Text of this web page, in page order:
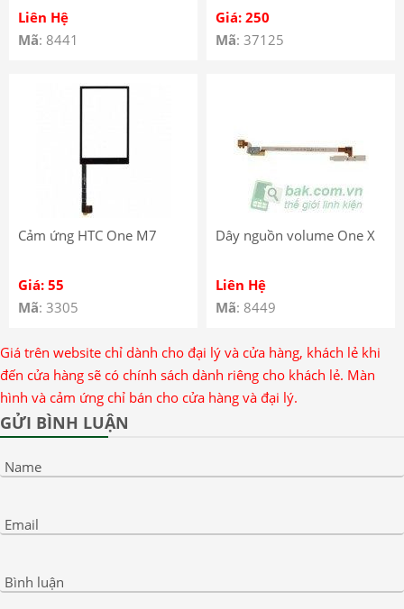
Liên Hệ
Mã: 8441
Giá: 250
Mã: 37125
Cảm ứng HTC One M7
Giá: 55
Mã: 3305
Dây nguồn volume One X
Liên Hệ
Mã: 8449
Giá trên website chỉ dành cho đại lý và cửa hàng, khách lẻ khi
đến cửa hàng sẽ có chính sách dành riêng cho khách lẻ. Màn
hình và cảm ứng chỉ bán cho cửa hàng và đại lý.
GỬI BÌNH LUẬN
Name
Email
Bình luận